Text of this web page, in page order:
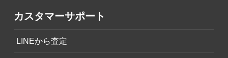
カスタマーサポート
LINEから査定